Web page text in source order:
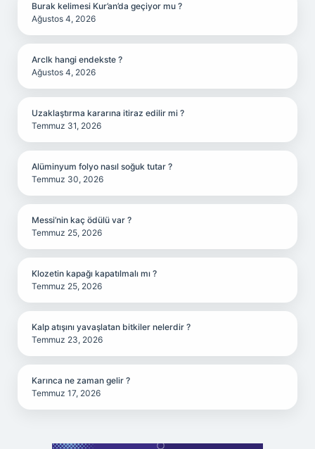
Burak kelimesi Kur’an’da geçiyor mu ?
Ağustos 4, 2026
Arclk hangi endekste ?
Ağustos 4, 2026
Uzaklaştırma kararına itiraz edilir mi ?
Temmuz 31, 2026
Alüminyum folyo nasıl soğuk tutar ?
Temmuz 30, 2026
Messi’nin kaç ödülü var ?
Temmuz 25, 2026
Klozetin kapağı kapatılmalı mı ?
Temmuz 25, 2026
Kalp atışını yavaşlatan bitkiler nelerdir ?
Temmuz 23, 2026
Karınca ne zaman gelir ?
Temmuz 17, 2026